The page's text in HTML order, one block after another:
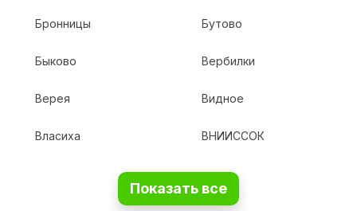
Бронницы Бутово
Быково Вербилки
Верея Видное
Власиха ВНИИССОК
Показать все